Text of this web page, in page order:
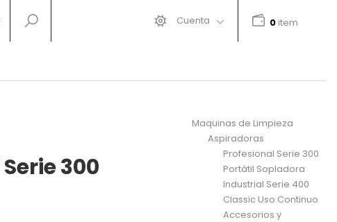
Cuenta 0 item
300
Maquinas de Limpieza
Aspiradoras
Profesional Serie 300
Portátil Sopladora
Industrial Serie 400
Classic Uso Continuo
Accesorios y